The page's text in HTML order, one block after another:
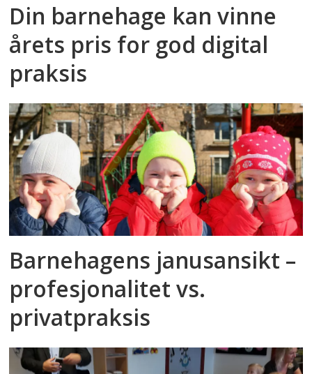
Din barnehage kan vinne
årets pris for god digital
praksis
Barnehagens janusansikt –
profesjonalitet vs.
privatpraksis